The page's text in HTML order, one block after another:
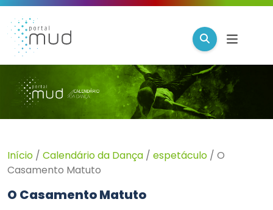
Início / Calendário da Dança / espetáculo / O
Casamento Matuto
O Casamento Matuto